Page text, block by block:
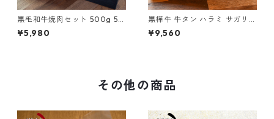
黒毛和牛焼肉セット 500g 5種
部位セット
¥5,980
黒樺牛 牛タン ハラミ サガリ
焼肉セット 黒毛和牛 600g
¥9,560
その他の商品